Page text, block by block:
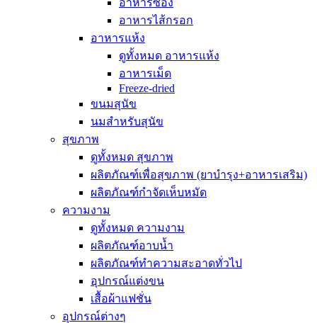
อาหารซอง
อาหารไส้กรอก
อาหารแห้ง
ดูทั้งหมด อาหารแห้ง
อาหารเม็ด
Freeze-dried
ขนมสุนัข
นมสำหรับสุนัข
สุขภาพ
ดูทั้งหมด สุขภาพ
ผลิตภัณฑ์เพื่อสุขภาพ (ยาบำรุง+อาหารเสริม)
ผลิตภัณฑ์กำจัดเห็บหมัด
ความงาม
ดูทั้งหมด ความงาม
ผลิตภัณฑ์อาบน้ำ
ผลิตภัณฑ์ทำความสะอาดทั่วไป
อุปกรณ์แต่งขน
เสื้อผ้าแฟชั่น
อุปกรณ์ต่างๆ